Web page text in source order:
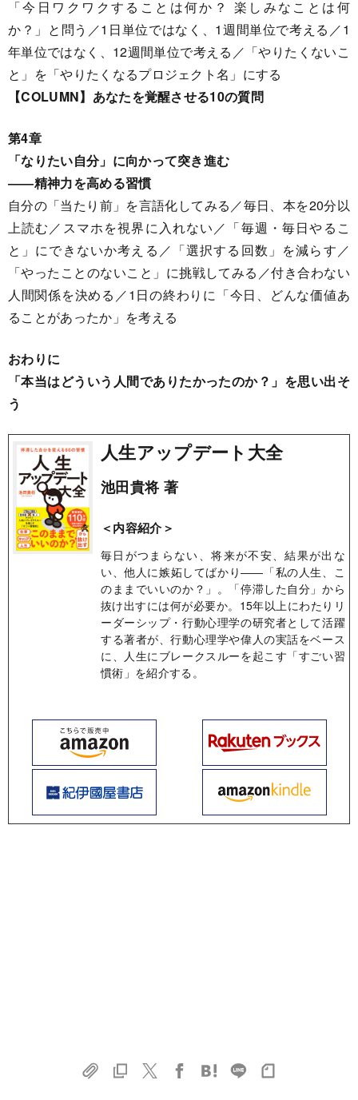
「今日ワクワクすることは何か？ 楽しみなことは何
か？」と問う／1日単位ではなく、1週間単位で考える／1
年単位ではなく、12週間単位で考える／「やりたくないこ
と」を「やりたくなるプロジェクト名」にする
【COLUMN】あなたを覚醒させる10の質問
第4章
「なりたい自分」に向かって突き進む
――精神力を高める習慣
自分の「当たり前」を言語化してみる／毎日、本を20分以
上読む／スマホを視界に入れない／「毎週・毎日やるこ
と」にできないか考える／「選択する回数」を減らす／
「やったことのないこと」に挑戦してみる／付き合わない
人間関係を決める／1日の終わりに「今日、どんな価値あ
ることがあったか」を考える
おわりに
「本当はどういう人間でありたかったのか？」を思い出そ
う
人生アップデート大全
池田貴将 著
＜内容紹介＞
毎日がつまらない、将来が不安、結果が出な
い、他人に嫉妬してばかり――「私の人生、こ
のままでいいのか？」。「停滞した自分」から
抜け出すには何が必要か。15年以上にわたりリ
ーダーシップ・行動心理学の研究者として活躍
する著者が、行動心理学や偉人の実話をベース
に、人生にブレークスルーを起こす「すごい習
慣術」を紹介する。